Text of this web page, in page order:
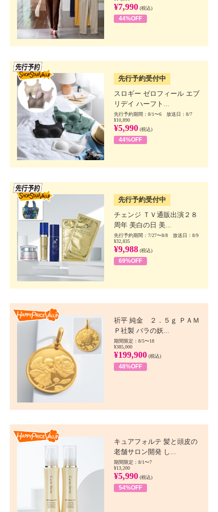
¥7,990 (税込)
44%OFF
先行予約受付中
スロギー ゼロフィール エブ
リデイ ハーフト...
先行予約期間：8/1〜6 放送日：8/7
¥10,890
¥5,990 (税込)
44%OFF
先行予約受付中
チェンジ ＴＶ通販出演２８
周年 美白の日 美...
先行予約期間：7/27〜8/8 放送日：8/9
¥32,835
¥9,988 (税込)
69%OFF
祈平 純金 ２．５ｇ ＰＡＭ
Ｐ社製 バラの妖...
期間限定：8/5〜18
¥385,000
¥199,900 (税込)
48%OFF
キュアフォルテ 髪と頭皮の
老舗サロン開発 し...
期間限定：8/1〜7
¥13,200
¥5,990 (税込)
54%OFF